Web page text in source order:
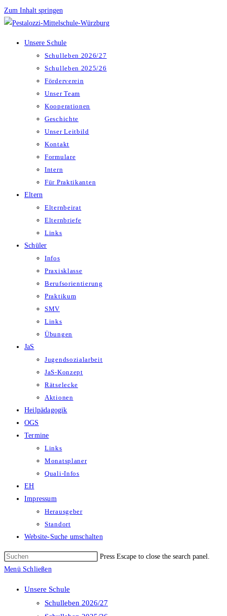
Zum Inhalt springen
Unsere Schule
Schulleben 2026/27
Schulleben 2025/26
Förderverein
Unser Team
Kooperationen
Geschichte
Unser Leitbild
Kontakt
Formulare
Intern
Für Praktikanten
Eltern
Elternbeirat
Elternbriefe
Links
Schüler
Infos
Praxisklasse
Berufsorientierung
Praktikum
SMV
Links
Übungen
JaS
Jugendsozialarbeit
JaS-Konzept
Rätselecke
Aktionen
Heilpädagogik
OGS
Termine
Links
Monatsplaner
Quali-Infos
EH
Impressum
Herausgeber
Standort
Website-Suche umschalten
Press Escape to close the search panel.
Menü Schließen
Unsere Schule
Schulleben 2026/27